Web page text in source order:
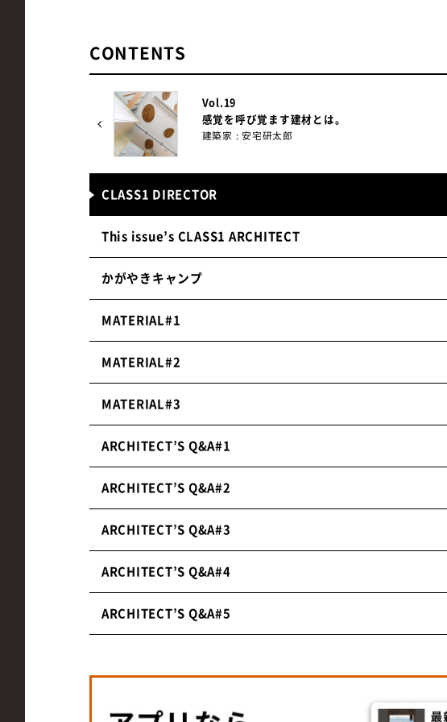
ことを教えてください。
安宅さんとお仕事をご一緒させていただくのは、2017年の
今回の「かがやきキャンプ」は「重症心身障がい児の医療
とのことで、安宅さんたちと「何が必要で、何をどこまで
供に危険が無いか」など、施設に求められることを工事期
それは工事の完成間際まで妥協されず「少しでも子供たち
内装がほとんど仕上がっている段階で、コンクリートの壁
たのは、良い思い出です。(笑)その甲斐もあり、お施主様
した。
─OOKABE GLASSの商品を利用したことはありま
「かがやきロッジ」でOOKABE GLASSさんのFRPグレーチ
「かがやきロッジ」「かがやきキャンプ」では床下にエア
んである水のパックを温めたり冷やしたりする床暖房が採用
「アクアレイヤー」の記事はこちら）。他の部屋は家具の
てエアコンを設置したのですが、１ヶ所だけ上部に何もな
人が歩く場所のため強度が必要なことと、室内の空気を取
め、それなりに開口が必要でした。そのうえ、メンテナン
アコンの上部に設置することにしました。
CONTENTS
Vol.19
感覚を呼び覚ます建材とは。
建築家 : 安宅研太郎
CLASS1 DIRECTOR
This issue’s CLASS1 ARCHITECT
かがやきキャンプ
MATERIAL#1
MATERIAL#2
MATERIAL#3
ARCHITECT’S Q&A#1
ARCHITECT’S Q&A#2
ARCHITECT’S Q&A#3
ARCHITECT’S Q&A#4
ARCHITECT’S Q&A#5